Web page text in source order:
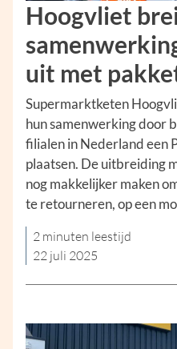
Hoogvliet
uit met
Supermarktketen
hun samenwerking door
filialen in Nederland een
plaatsen. De uitbreiding
nog makkelijker maken
te retourneren, op een
2 minuten leestijd
22 juli 2025